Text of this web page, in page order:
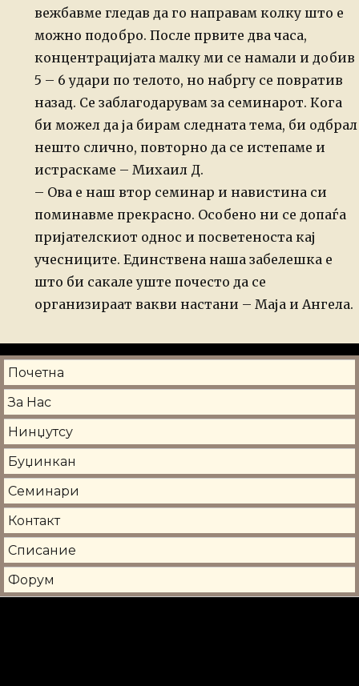
вежбавме гледав да го направам колку што е
можно подобро. После првите два часа,
концентрацијата малку ми се намали и добив
5 – 6 удари по телото, но набргу се повратив
назад. Се заблагодарувам за семинарот. Кога
би можел да ја бирам следната тема, би одбрал
нешто слично, повторно да се истепаме и
истраскаме – Михаил Д.
– Ова е наш втор семинар и навистина си
поминавме прекрасно. Особено ни се допаѓа
пријателскиот однос и посветеноста кај
учесниците. Единствена наша забелешка е
што би сакале уште почесто да се
организираат вакви настани – Маја и Ангела.
Почетна
За Нас
Нинџутсу
Буџинкан
Семинари
Контакт
Списание
Форум